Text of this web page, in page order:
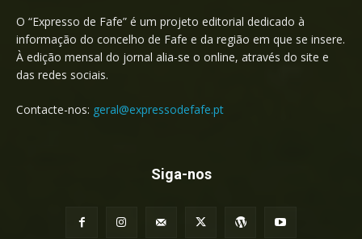
O “Expresso de Fafe” é um projeto editorial dedicado à
informação do concelho de Fafe e da região em que se insere.
À edição mensal do jornal alia-se o online, através do site e
das redes sociais.
Contacte-nos: geral@expressodefafe.pt
Siga-nos